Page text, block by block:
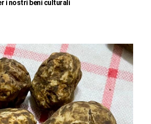
i nostri beni culturali